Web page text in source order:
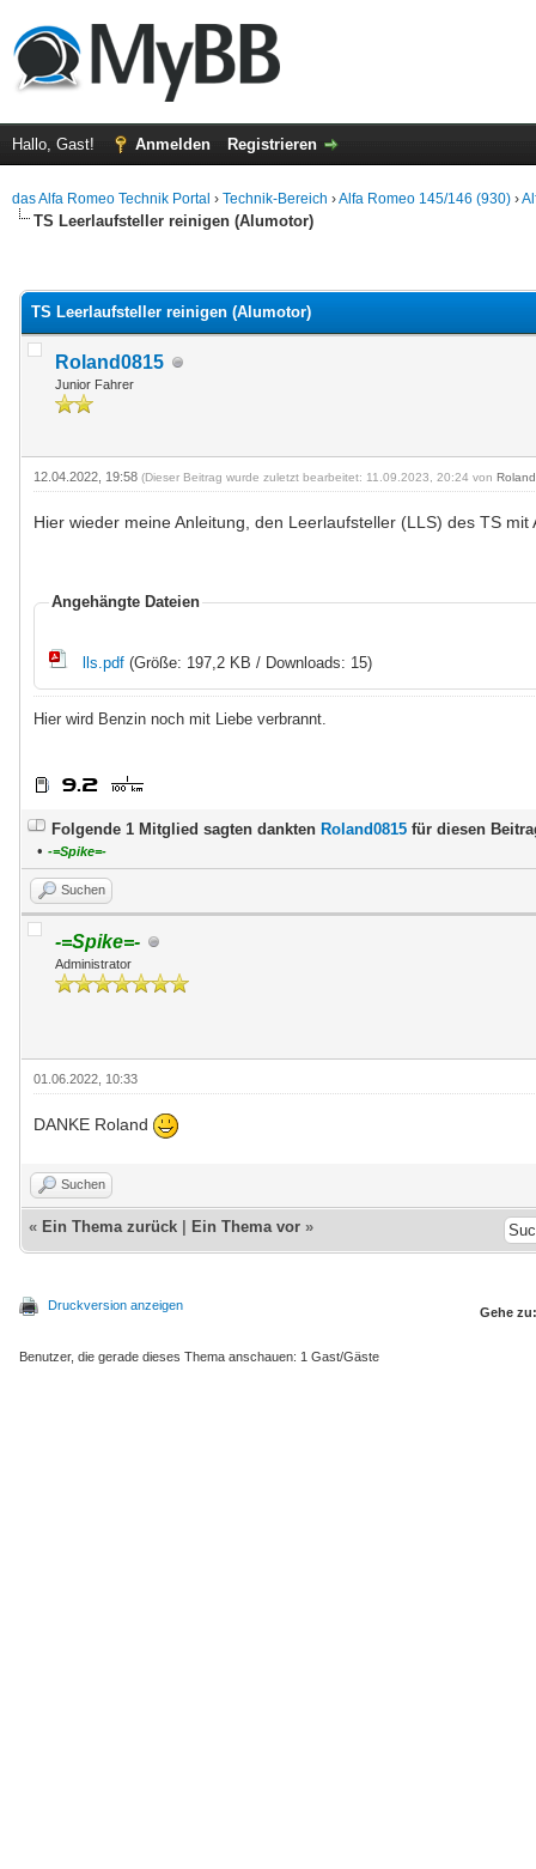
Hallo, Gast! Anmelden Registrieren
das Alfa Romeo Technik Portal › Technik-Bereich ›Alfa Romeo 145/146 (930) ›
TS Leerlaufsteller reinigen (Alumotor)
TS Leerlaufsteller reinigen (Alumotor)
Roland0815
Junior Fahrer
12.04.2022, 19:58 (Dieser Beitrag wurde zuletzt bearbeitet: 11.09.2023, 20:24 von
Hier wieder meine Anleitung, den Leerlaufsteller (LLS) des TS mit
Angehängte Dateien
lls.pdf (Größe: 197,2 KB / Downloads: 15)
Hier wird Benzin noch mit Liebe verbrannt.
Folgende 1 Mitglied sagten dankten Roland0815 für diesen
• -=Spike=-
Suchen
-=Spike=-
Administrator
01.06.2022, 10:33
DANKE Roland
Suchen
« Ein Thema zurück Ein Thema vor »
Druckversion anzeigen Gehe zu:
Benutzer, die gerade dieses Thema anschauen: 1 Gast/Gäste